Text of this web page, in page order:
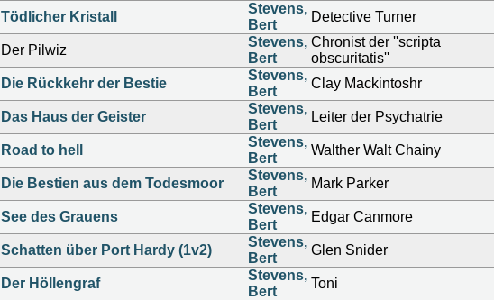
Tödlicher Kristall
Stevens,
Bert
Detective Turner
Der Pilwiz
Stevens,
Bert
Chronist der ''scripta
obscuritatis''
Die Rückkehr der Bestie
Stevens,
Bert
Clay Mackintoshr
Das Haus der Geister
Stevens,
Bert
Leiter der Psychatrie
Road to hell
Stevens,
Bert
Walther Walt Chainy
Die Bestien aus dem Todesmoor
Stevens,
Bert
Mark Parker
See des Grauens
Stevens,
Bert
Edgar Canmore
Schatten über Port Hardy (1v2)
Stevens,
Bert
Glen Snider
Der Höllengraf
Stevens,
Bert
Toni